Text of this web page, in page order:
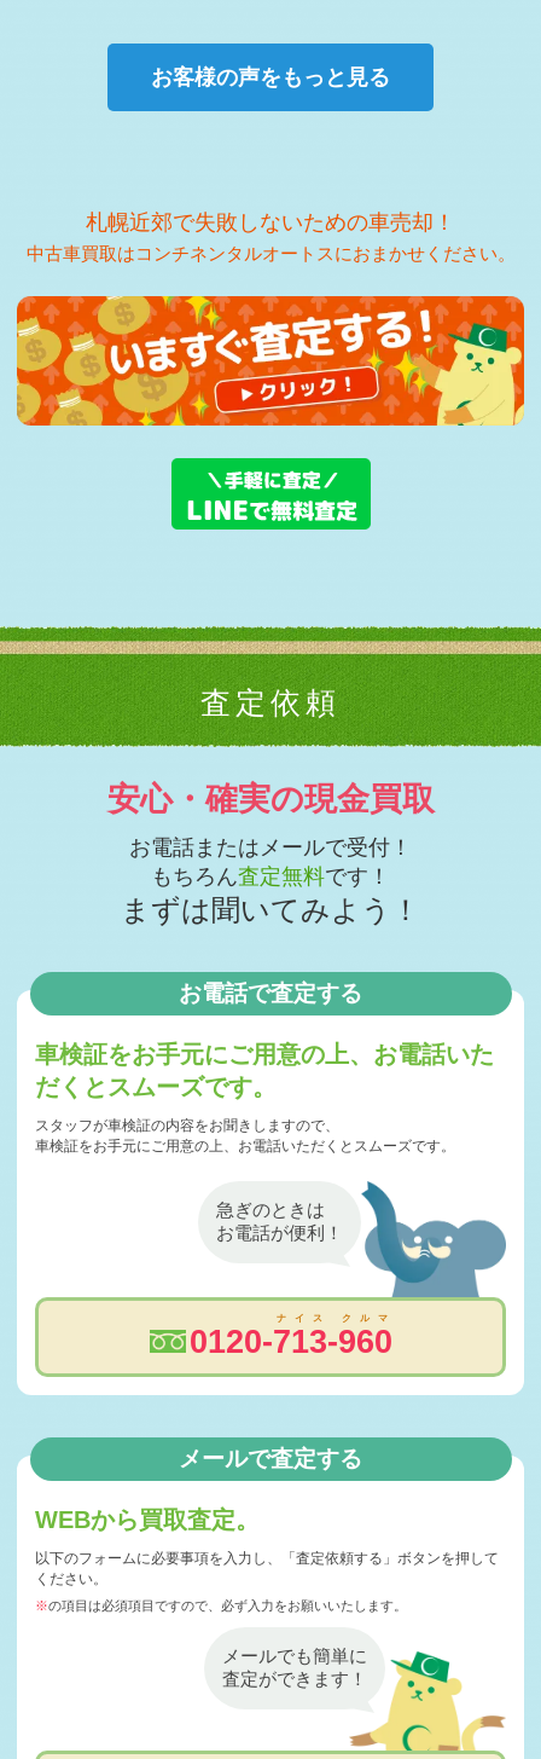
2026-07-14
札幌市W様 レクサス LBX査定・買取 ご成約誠にありがと
うございまし …
苫小牧市M様 トヨタ VOXY査定・買取 ご成約誠にありが
とうございま …
札幌市T社様 トヨタ ハイエースバン査定・買取 ご成約誠
にありがとうご …
2026-07-10
北広島市S様 スズキ スペーシアカスタム査定・買取 ご成
約誠にありがと …
2026-07-08
苫小牧市T様 トヨタ ランドクルーザーシグナス査定・買
取 ご成約誠にあ …
2026-07-06
恵庭市F様 ホンダ ヴェゼル査定・買取 ご成約誠にありが
とうございまし …
2026-07-04
第一日曜日・毎週木曜日は定休日となります
苫小牧市H社様 日産 スカイラインHV査定・買取 ご成約
誠にありがとう …
日高町A様 マツダ スクラムトラック査定・買取 ご成約誠
にありがとうご …
2026-07-01
日高町A様 マツダ CX-30査定・買取 ご成約誠にありがと
うございま …
2026-06-30
小樽市W社様 トヨタ ランドクルーザー300査定・買取 ご
成約誠にあり …
2026-06-29
札幌市S様 日産 デイズ査定・買取 ご成約誠にありがとう
江別市S様 トヨタ カローラスポーツ査定・買取 ご成約誠
札幌市N様 トヨタ ノア査定・買取 ご成約誠にありがとう
ございました！
江別市K社様 トヨタ C-HR査定・買取 ご成約誠にありが
2026-06-24
毎週木曜日は定休日となります
苫小牧市S様 トヨタ ハイラクスGR査定・買取 ご成約誠
にありがとうご …
2026-06-23
札幌市U様 トヨタ GR86査定・買取 ご成約誠にありがと
うございまし …
札幌市T様 スバル フォレスター査定・買取 ご成約誠にあ
札幌市I様 トヨタ VOXY査定・買取 ご成約誠にありがと
お客様の声をもっと見る
札幌近郊で失敗しないための車売却！
中古車買取はコンチネンタルオートスにおまかせください。
査定依頼
安心・確実の現金買取
お電話またはメールで受付！
もちろん査定無料です！
まずは聞いてみよう！
お電話で査定する
車検証をお手元にご用意の上、 お電話いた
だくとスムーズです。
スタッフが車検証の内容をお聞きしますので、
車検証をお手元にご用意の上、お電話いただくとスムーズです。
急ぎのときは
お電話が便利！
0120 7
ナ
1
イ
3
ス
9
ク
6
ル
0
マ
メールで査定する
WEBから買取査定。
以下のフォームに必要事項を入力し、「査定依頼する」ボタンを押して
ください。
※の項目は必須項目ですので、必ず入力をお願いいたします。
メールでも簡単に
査定ができます！